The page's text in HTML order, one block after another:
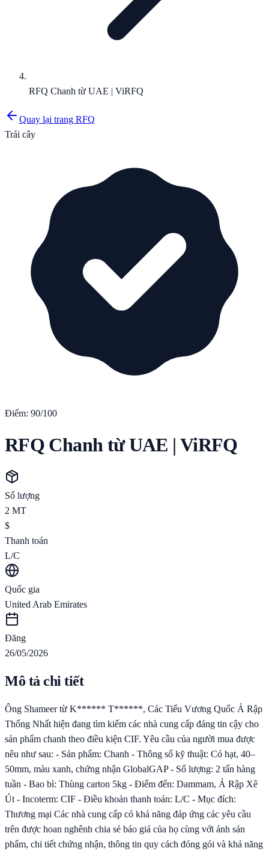
RFQ Chanh từ UAE | ViRFQ
Quay lại trang RFQ
Trái cây
Điểm: 90/100
RFQ Chanh từ UAE | ViRFQ
Số lượng
2 MT
$
Thanh toán
L/C
Quốc gia
United Arab Emirates
Đăng
26/05/2026
Mô tả chi tiết
Ông Shameer từ K****** T******, Các Tiểu Vương Quốc Ả Rập
Thống Nhất hiện đang tìm kiếm các nhà cung cấp đáng tin cậy cho
sản phẩm chanh theo điều kiện CIF. Yêu cầu của người mua được
nêu như sau: - Sản phẩm: Chanh - Thông số kỹ thuật: Có hạt, 40–
50mm, màu xanh, chứng nhận GlobalGAP - Số lượng: 2 tấn hàng
tuần - Bao bì: Thùng carton 5kg - Điểm đến: Dammam, Ả Rập Xê
Út - Incoterm: CIF - Điều khoản thanh toán: L/C - Mục đích:
Thương mại Các nhà cung cấp có khả năng đáp ứng các yêu cầu
trên được hoan nghênh chia sẻ báo giá của họ cùng với ảnh sản
phẩm, chi tiết chứng nhận, thông tin quy cách đóng gói và khả năng